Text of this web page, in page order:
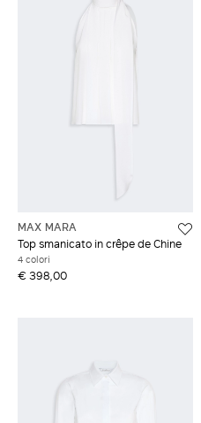
MAX MARA
Top smanicato in crêpe de Chine
4 colori
€ 398,00